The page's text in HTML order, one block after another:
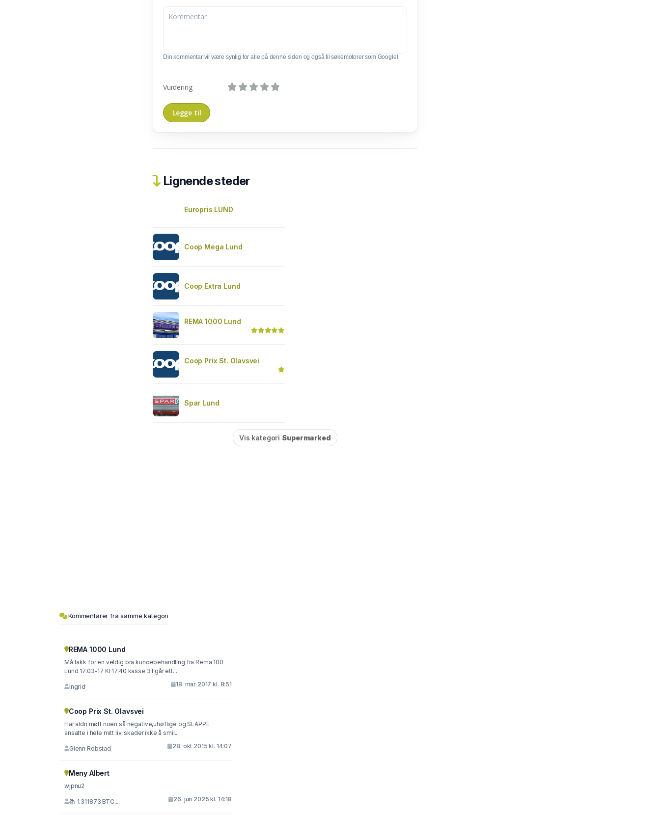
Din kommentar vil være synlig for alle på denne siden og også til søkemotorer som Google!
Vurdering
Lignende steder
Europris LUND
Coop Mega Lund
Coop Extra Lund
REMA 1000 Lund
Coop Prix St. Olavsvei
Spar Lund
Vis kategori Supermarked
Kommentarer fra samme kategori
REMA 1000 Lund
Må takk for en veldig bra kundebehandling fra Rema 100
Lund 17.03-17 Kl 17.40 kasse 3 I går ett...
Ingrid 18. mar 2017 kl. 8:51
Coop Prix St. Olavsvei
Har aldri møtt noen så negative,uhøflige og SLAPPE
ansatte i hele mitt liv. skader ikke å smil...
Glenn Robstad 28. okt 2015 kl. 14:07
Meny Albert
wjpnu2
📚 1.311873 BTC.... 26. jun 2025 kl. 14:18